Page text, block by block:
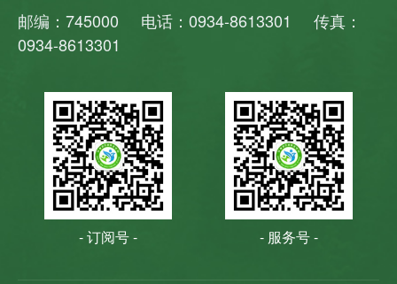
邮编：745000 电话：0934-8613301 传真：
0934-8613301
- 订阅号 - - 服务号 -